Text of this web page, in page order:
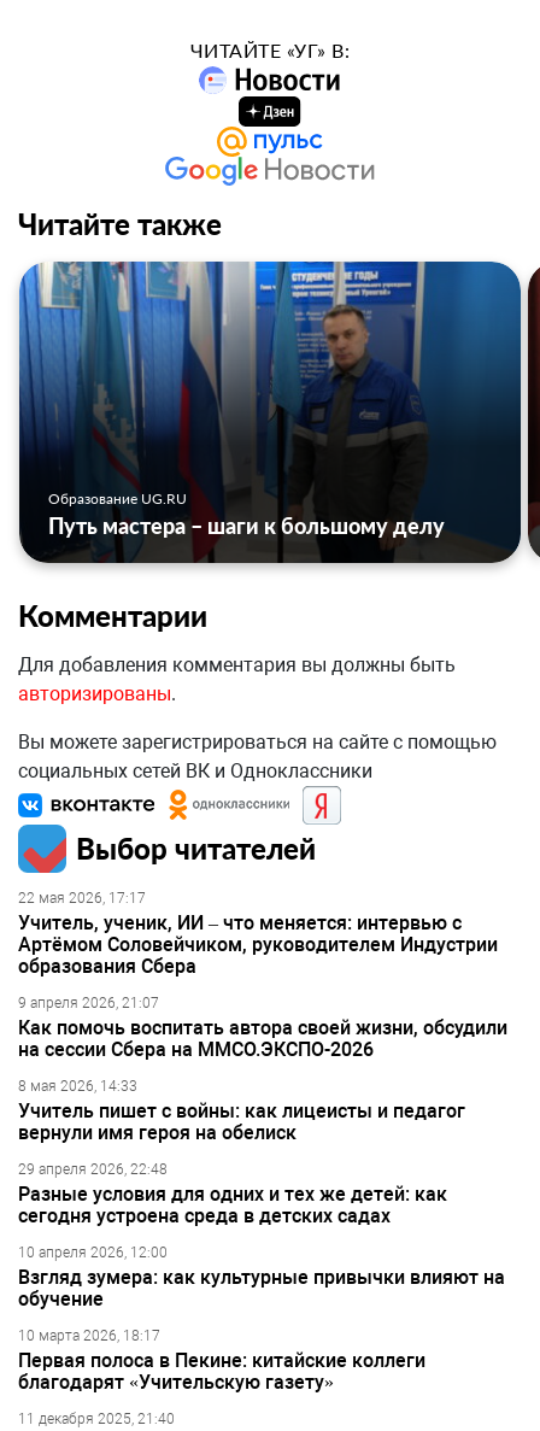
ЧИТАЙТЕ «УГ» В:
Читайте также
Образование UG.RU
Путь мастера – шаги к большому делу
Комментарии
Для добавления комментария вы должны быть
авторизированы.
Вы можете зарегистрироваться на сайте с помощью
социальных сетей ВК и Одноклассники
Выбор читателей
22 мая 2026, 17:17
Учитель, ученик, ИИ – что меняется: интервью с
Артёмом Соловейчиком, руководителем Индустрии
образования Сбера
9 апреля 2026, 21:07
Как помочь воспитать автора своей жизни, обсудили
на сессии Сбера на ММСО.ЭКСПО-2026
8 мая 2026, 14:33
Учитель пишет с войны: как лицеисты и педагог
вернули имя героя на обелиск
29 апреля 2026, 22:48
Разные условия для одних и тех же детей: как
сегодня устроена среда в детских садах
10 апреля 2026, 12:00
Взгляд зумера: как культурные привычки влияют на
обучение
10 марта 2026, 18:17
Первая полоса в Пекине: китайские коллеги
благодарят «Учительскую газету»
11 декабря 2025, 21:40